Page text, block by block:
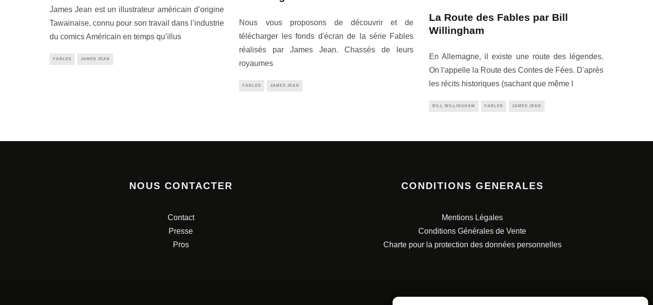
James Jean est un illustrateur américain d’origine
Tawainaise, connu pour son travail dans l’industrie
du comics Américain en temps qu’illus
FABLES JAMES JEAN
Nous vous proposons de découvrir et de
télécharger les fonds d'écran de la série Fables
réalisés par James Jean. Chassés de leurs
royaumes
FABLES JAMES JEAN
La Route des Fables par Bill
Willingham
En Allemagne, il existe une route des légendes.
On l'appelle la Route des Contes de Fées. D'après
les récits historiques (sachant que même l
BILL WILLINGHAM FABLES JAMES JEAN
NOUS CONTACTER
Contact
Presse
Pros
CONDITIONS GENERALES
Mentions Légales
Conditions Générales de Vente
Charte pour la protection des données personnelles